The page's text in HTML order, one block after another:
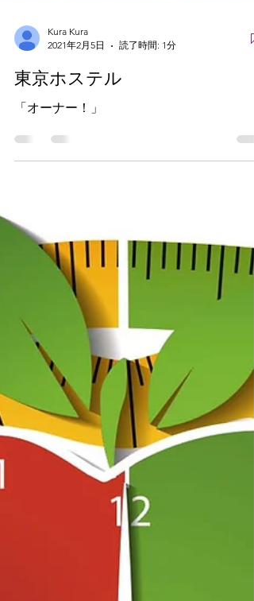
2021年2月5日
読了時間: 1分
東京ホステル
「オーナー！」